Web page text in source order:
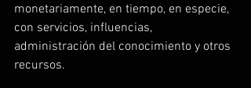
monetariamente, en tiempo, en especie,
con servicios, influencias,
administración del conocimiento y otros
recursos.